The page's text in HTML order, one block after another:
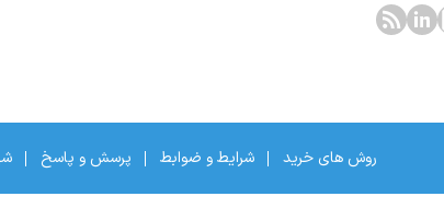
روش های خرید شرایط و ضوابط پرسش و پاسخ